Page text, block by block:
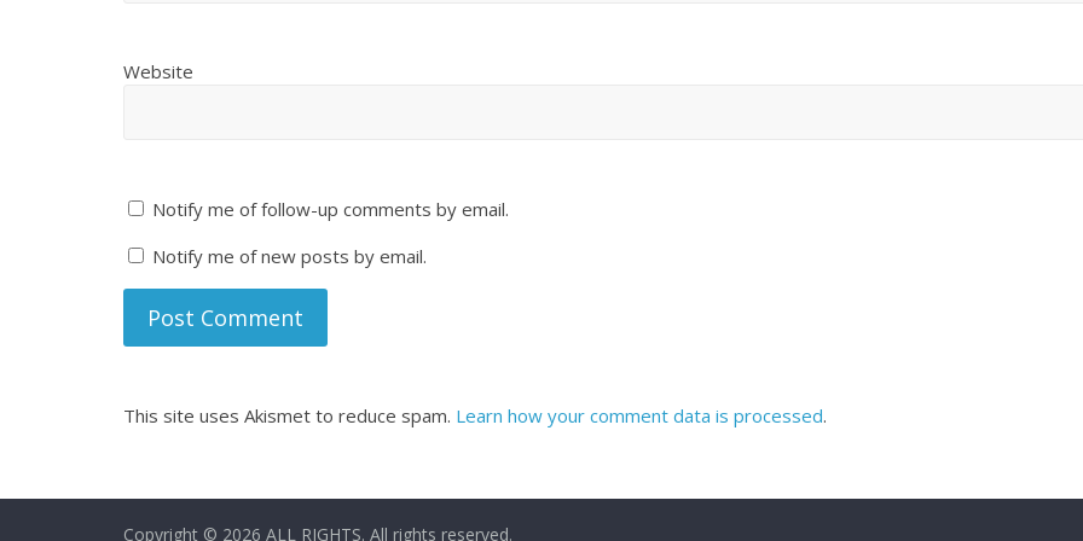
Website
Notify me of follow-up comments by email.
Notify me of new posts by email.
This site uses Akismet to reduce spam. Learn how your comment data is processed.
Copyright © 2026 ALL RIGHTS. All rights reserved.